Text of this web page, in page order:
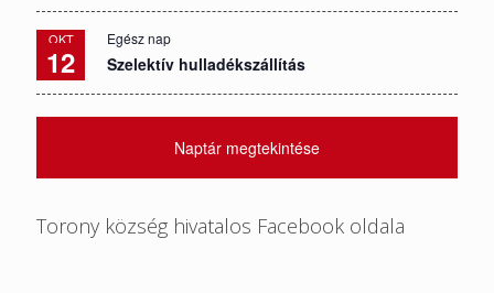
OKT
12
Egész nap
Szelektív hulladékszállítás
Naptár megtekintése
Torony község hivatalos Facebook oldala